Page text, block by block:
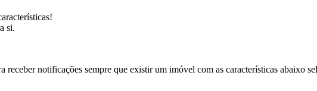
si.
receber notificações sempre que existir um imóvel com as características abaixo